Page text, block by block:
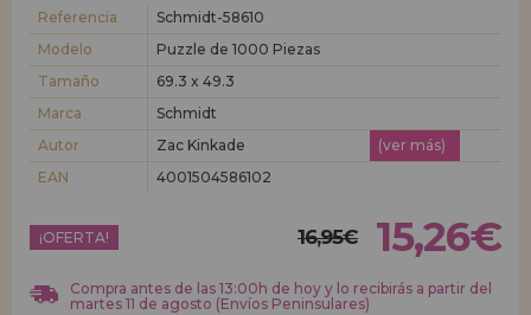
nuevo distribuidor
¿Eres Profesional o Empresa?. ¿Quieres vender en tu negocio
condiciones de ventas con descuentos especiales para la distribución.
¡Adelante! Te estábamos esperando.
Referencia
Schmidt-58610
Modelo
Puzzle de 1000 Piezas
Tamaño
69.3 x 49.3
Marca
Schmidt
Autor
Zac Kinkade
(ver más)
EAN
4001504586102
¡OFERTA! 16,95€ 15,26€
Compra antes de las 13:00h de hoy y lo recibirás a partir del
martes 11 de agosto (Envíos Peninsulares)